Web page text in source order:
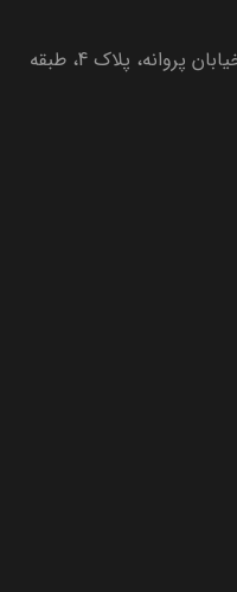
تهران، بزرگراه جلال آل احمد، خیابان پروانه، پلاک 4، طبقه